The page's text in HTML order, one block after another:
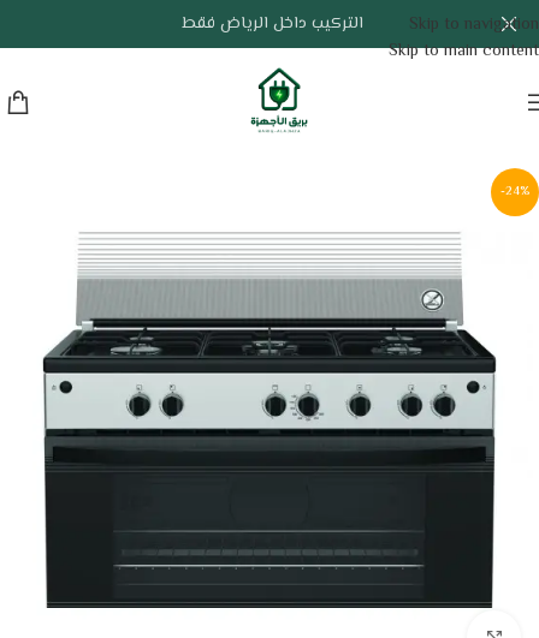
Skip to navigation
Skip to main content
التركيب داخل الرياض فقط
-24%